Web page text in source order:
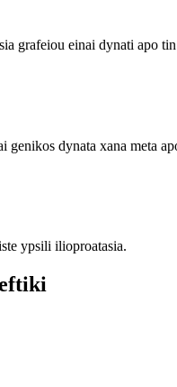
grafeiou einai dynati apo
dynata xana meta
ypsili ilioproatasia.